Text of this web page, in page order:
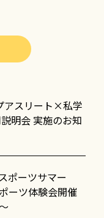
アスリート×私学
明会 実施のお知
ポーツサマー
ーツ体験会開催